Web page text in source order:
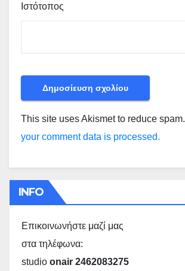
Ιστότοπος
This site uses Akismet to reduce spam.
your comment data is processed.
INFO
Επικοινωνήστε μαζί μας
στα τηλέφωνα:
studio onair 2462083275